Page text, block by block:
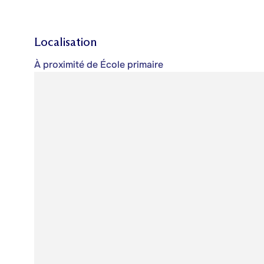
Localisation
À proximité de École primaire